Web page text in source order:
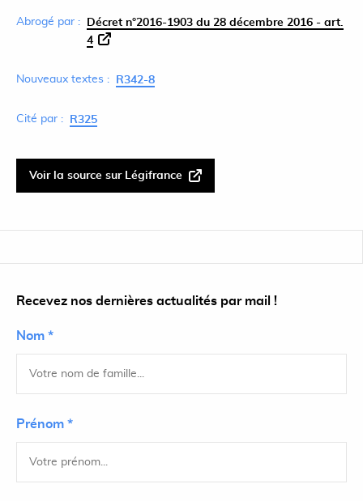
Abrogé par :
Décret n°2016-1903 du 28 décembre 2016 - art.
4
Nouveaux textes : R342-8
Cité par : R325
Voir la source sur Légifrance
Recevez nos dernières actualités par mail !
Nom *
Prénom *